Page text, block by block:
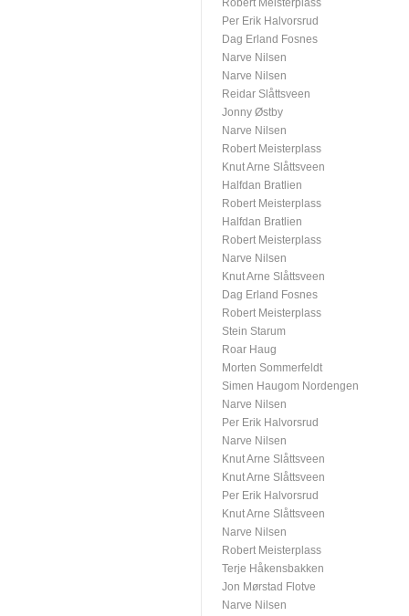
Robert Meisterplass
Per Erik Halvorsrud
Dag Erland Fosnes
Narve Nilsen
Narve Nilsen
Reidar Slåttsveen
Jonny Østby
Narve Nilsen
Robert Meisterplass
Knut Arne Slåttsveen
Halfdan Bratlien
Robert Meisterplass
Halfdan Bratlien
Robert Meisterplass
Narve Nilsen
Knut Arne Slåttsveen
Dag Erland Fosnes
Robert Meisterplass
Stein Starum
Roar Haug
Morten Sommerfeldt
Simen Haugom Nordengen
Narve Nilsen
Per Erik Halvorsrud
Narve Nilsen
Knut Arne Slåttsveen
Knut Arne Slåttsveen
Per Erik Halvorsrud
Knut Arne Slåttsveen
Narve Nilsen
Robert Meisterplass
Terje Håkensbakken
Jon Mørstad Flotve
Narve Nilsen